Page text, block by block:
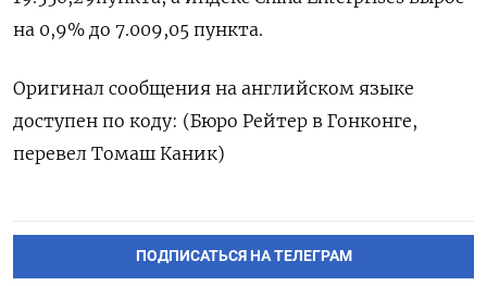
на 0,9% до 7.009,05 пункта.
Оригинал сообщения на английском языке
доступен по коду: (Бюро Рейтер в Гонконге,
перевел Томаш Каник)
ПОДПИСАТЬСЯ НА ТЕЛЕГРАМ